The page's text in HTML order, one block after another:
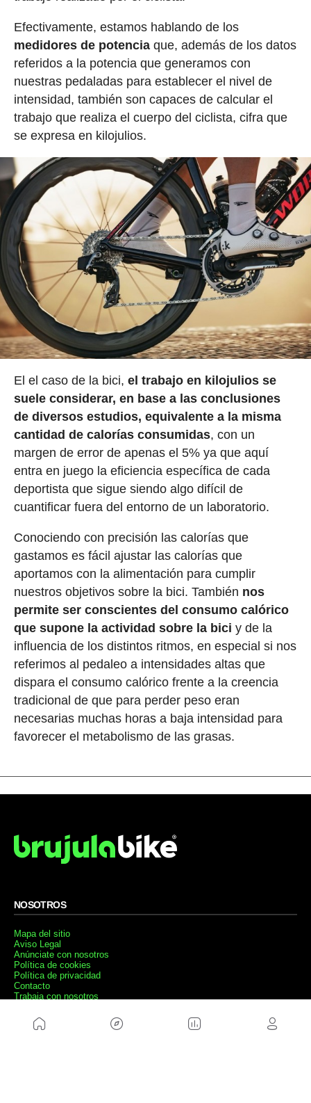
Efectivamente, estamos hablando de los
medidores de potenciaque, además de los datos
referidos a la potencia que generamos con
nuestras pedaladas para establecer el nivel de
intensidad, también son capaces de calcular el
trabajo que realiza el cuerpo del ciclista, cifra que
se expresa en kilojulios.
El el caso de la bici, el trabajo en kilojulios se
suele considerar, en base a las conclusiones
de diversos estudios, equivalente a la misma
cantidad de calorías consumidas, con un
margen de error de apenas el 5% ya que aquí
entra en juego la eficiencia específica de cada
deportista que sigue siendo algo difícil de
cuantificar fuera del entorno de un laboratorio.
Conociendo con precisión las calorías que
gastamos es fácil ajustar las calorías que
aportamos con la alimentación para cumplir
nuestros objetivos sobre la bici. También nos
permite ser conscientes del consumo calórico
que supone la actividad sobre la bici y de la
influencia de los distintos ritmos, en especial si nos
referimos al pedaleo a intensidades altas que
dispara el consumo calórico frente a la creencia
tradicional de que para perder peso eran
necesarias muchas horas a baja intensidad para
favorecer el metabolismo de las grasas.
NOSOTROS
Mapa del sitio
Aviso Legal
Anúnciate con nosotros
Política de cookies
Política de privacidad
Contacto
Trabaja con nosotros
WEBS AMIGAS